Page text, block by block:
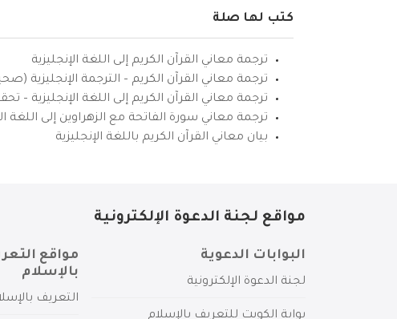
كتب لها صلة
ترجمة معاني القرآن الكريم إلى اللغة الإنجليزية
ترجمة معاني القرآن الكريم – الترجمة الإنجليزية
ترجمة معاني القرآن الكريم إلى اللغة الإنجليزية
ترجمة معاني سورة الفاتحة مع الزهراوين إلى اللغة
بيان معاني القرآن الكريم باللغة الإنجليزية
مواقع لجنة الدعوة الإلكترونية
البوابات الدعوية
لجنة الدعوة الإلكترونية
بوابة الكويت للتعريف بالإسلام
مواقع
بالإسلام
التعريف